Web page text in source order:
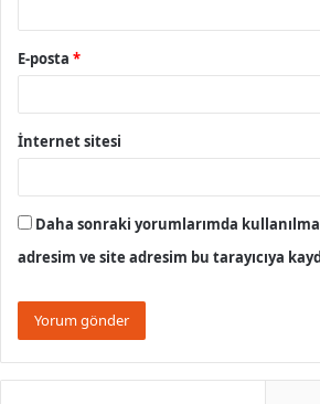
E-posta *
İnternet sitesi
Daha sonraki yorumlarımda
adresim ve site adresim bu tarayıcıya